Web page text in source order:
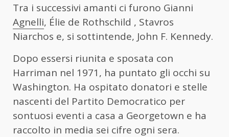
Tra i successivi amanti ci furono Gianni
Agnelli, Élie de Rothschild , Stavros
Niarchos e, si sottintende, John F. Kennedy.
Dopo essersi riunita e sposata con
Harriman nel 1971, ha puntato gli occhi su
Washington. Ha ospitato donatori e stelle
nascenti del Partito Democratico per
sontuosi eventi a casa a Georgetown e ha
raccolto in media sei cifre ogni sera.